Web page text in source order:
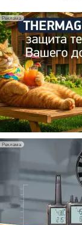
ВЧЕРА
3
ЦОД
3
Реклама
Реклама